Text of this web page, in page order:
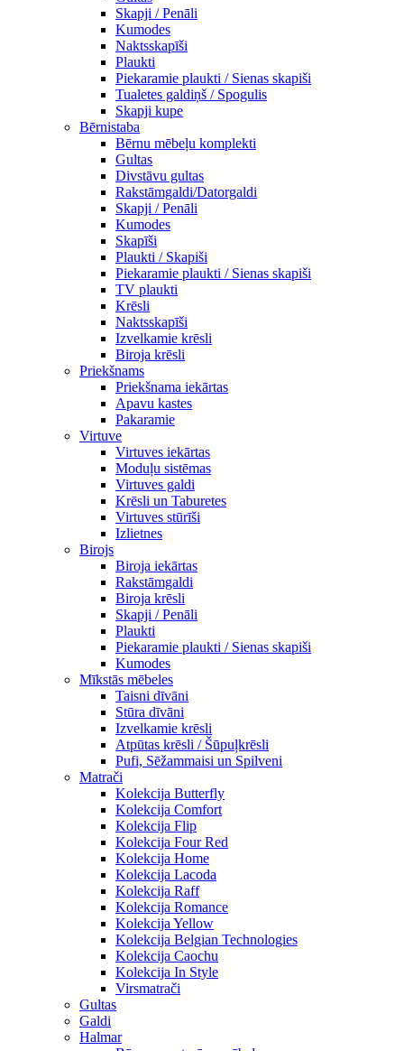
Skapji / Penāli
Kumodes
Naktsskapīši
Plaukti
Piekaramie plaukti / Sienas skapiši
Tualetes galdiņš / Spogulis
Skapji kupe
Bērnistaba
Bērnu mēbeļu komplekti
Gultas
Divstāvu gultas
Rakstāmgaldi/Datorgaldi
Skapji / Penāli
Kumodes
Skapīši
Plaukti / Skapiši
Piekaramie plaukti / Sienas skapiši
TV plaukti
Krēsli
Naktsskapīši
Izvelkamie krēsli
Biroja krēsli
Priekšnams
Priekšnama iekārtas
Apavu kastes
Pakaramie
Virtuve
Virtuves iekārtas
Moduļu sistēmas
Virtuves galdi
Krēsli un Taburetes
Virtuves stūrīši
Izlietnes
Birojs
Biroja iekārtas
Rakstāmgaldi
Biroja krēsli
Skapji / Penāli
Plaukti
Piekaramie plaukti / Sienas skapiši
Kumodes
Mīkstās mēbeles
Taisni dīvāni
Stūra dīvāni
Izvelkamie krēsli
Atpūtas krēsli / Šūpuļkrēsli
Pufi, Sēžammaisi un Spilveni
Matrači
Kolekcija Butterfly
Kolekcija Comfort
Kolekcija Flip
Kolekcija Four Red
Kolekcija Home
Kolekcija Lacoda
Kolekcija Raff
Kolekcija Romance
Kolekcija Yellow
Kolekcija Belgian Technologies
Kolekcija Caochu
Kolekcija In Style
Virsmatrači
Gultas
Galdi
Halmar